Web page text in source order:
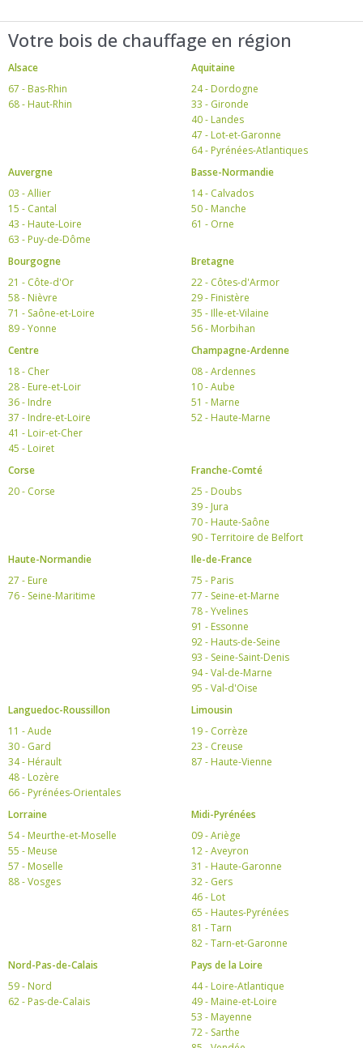
Votre bois de chauffage en région
Alsace
67 - Bas-Rhin
68 - Haut-Rhin
Aquitaine
24 - Dordogne
33 - Gironde
40 - Landes
47 - Lot-et-Garonne
64 - Pyrénées-Atlantiques
Auvergne
03 - Allier
15 - Cantal
43 - Haute-Loire
63 - Puy-de-Dôme
Basse-Normandie
14 - Calvados
50 - Manche
61 - Orne
Bourgogne
21 - Côte-d'Or
58 - Nièvre
71 - Saône-et-Loire
89 - Yonne
Bretagne
22 - Côtes-d'Armor
29 - Finistère
35 - Ille-et-Vilaine
56 - Morbihan
Centre
18 - Cher
28 - Eure-et-Loir
36 - Indre
37 - Indre-et-Loire
41 - Loir-et-Cher
45 - Loiret
Champagne-Ardenne
08 - Ardennes
10 - Aube
51 - Marne
52 - Haute-Marne
Corse
20 - Corse
Franche-Comté
25 - Doubs
39 - Jura
70 - Haute-Saône
90 - Territoire de Belfort
Haute-Normandie
27 - Eure
76 - Seine-Maritime
Ile-de-France
75 - Paris
77 - Seine-et-Marne
78 - Yvelines
91 - Essonne
92 - Hauts-de-Seine
93 - Seine-Saint-Denis
94 - Val-de-Marne
95 - Val-d'Oise
Languedoc-Roussillon
11 - Aude
30 - Gard
34 - Hérault
48 - Lozère
66 - Pyrénées-Orientales
Limousin
19 - Corrèze
23 - Creuse
87 - Haute-Vienne
Lorraine
54 - Meurthe-et-Moselle
55 - Meuse
57 - Moselle
88 - Vosges
Midi-Pyrénées
09 - Ariège
12 - Aveyron
31 - Haute-Garonne
32 - Gers
46 - Lot
65 - Hautes-Pyrénées
81 - Tarn
82 - Tarn-et-Garonne
Nord-Pas-de-Calais
59 - Nord
62 - Pas-de-Calais
Pays de la Loire
44 - Loire-Atlantique
49 - Maine-et-Loire
53 - Mayenne
72 - Sarthe